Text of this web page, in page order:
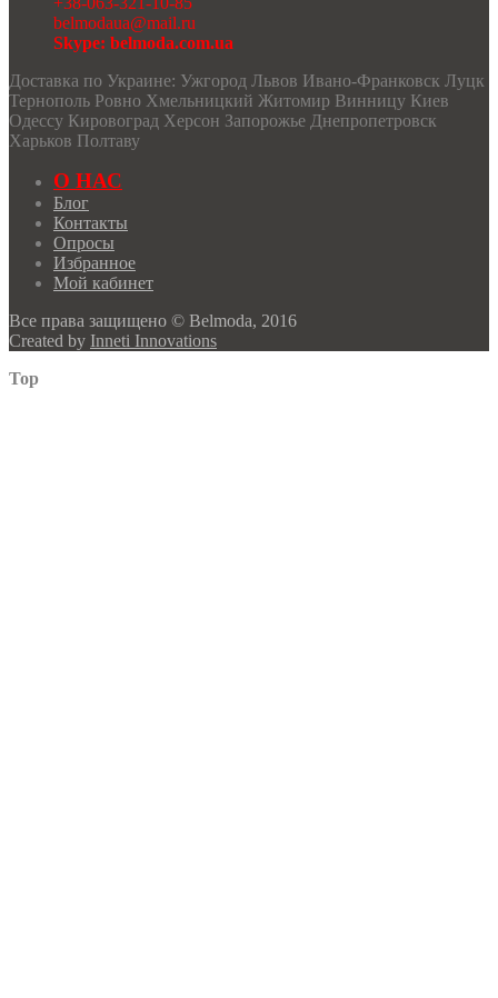
belmodaua@mail.ru
Skype: belmoda.com.ua
Доставка по Украине: Ужгород Львов Ивано-Франковск Луцк
Тернополь Ровно Хмельницкий Житомир Винницу Киев
Одессу Кировоград Херсон Запорожье Днепропетровск
Харьков Полтаву
О НАС
Блог
Контакты
Опросы
Избранное
Мой кабинет
Все права защищено © Belmoda, 2016
Created by Inneti Innovations
Top